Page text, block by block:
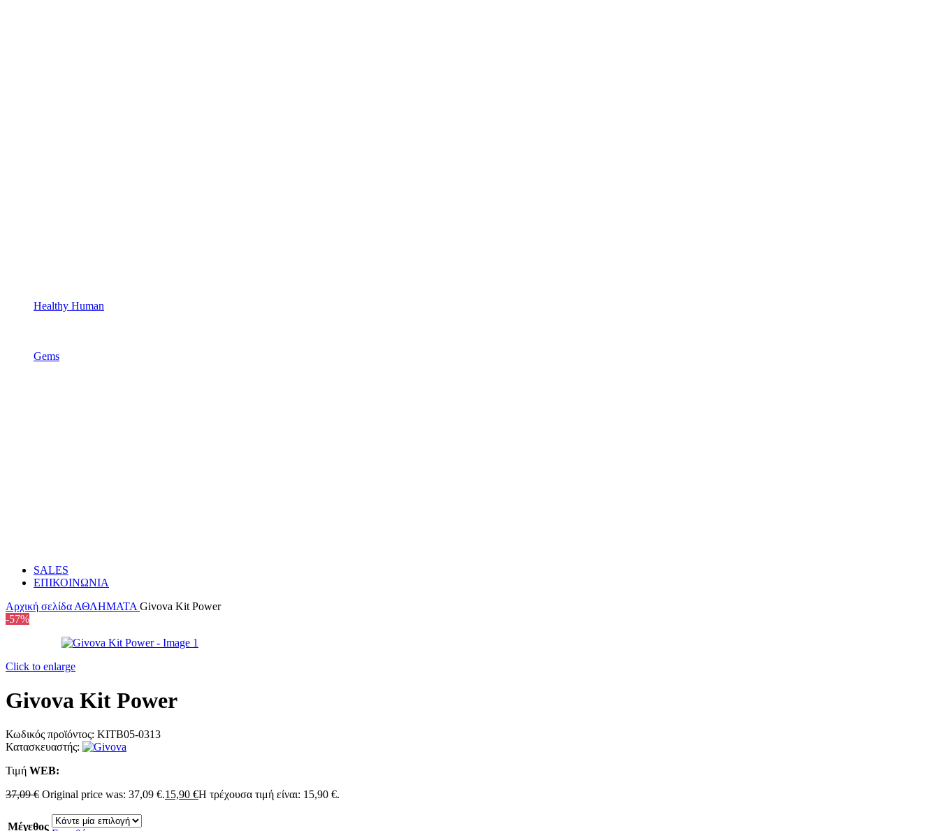
Healthy Human
Gems
SALES
ΕΠΙΚΟΙΝΩΝΙΑ
Αρχική σελίδα ΑΘΛΗΜΑΤΑ Givova Kit Power
-57%
Click to enlarge
Givova Kit Power
Κωδικός προϊόντος: KITB05-0313
Κατασκευαστής:
Τιμή WΕΒ:
37,09€ Original price was: 37,09 €.15,90 €Η τρέχουσα τιμή είναι: 15,90 €.
Μέγεθος